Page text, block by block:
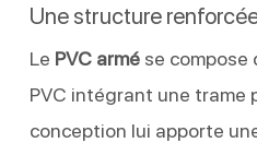
Une structure
Le PVC armése compose
PVC intégrant une trame
conception lui apporte